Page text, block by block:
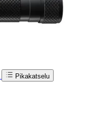
Pikakatselu